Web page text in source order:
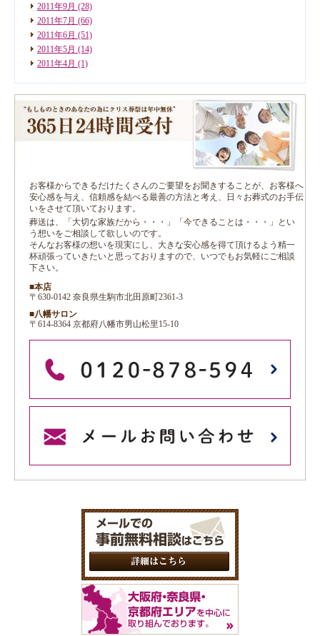
2011年9月 (28)
2011年7月 (66)
2011年6月 (51)
2011年5月 (14)
2011年4月 (1)
お客様からできるだけたくさんのご要望をお聞きすることが、お客様へ
安心感を与え、信頼感を結べる最善の方法と考え、日々お葬式のお手伝
いをさせて頂いております。
葬送は、「大切な家族だから・・・」「今できることは・・・」とい
う想いをご相談して欲しいのです。
そんなお客様の想いを現実にし、大きな安心感を得て頂けるよう精一
杯頑張っていきたいと思っておりますので、いつでもお気軽にご相談
下さい。
■本店
〒630-0142 奈良県生駒市北田原町2361-3
■八幡サロン
〒614-8364 京都府八幡市男山松里15-10